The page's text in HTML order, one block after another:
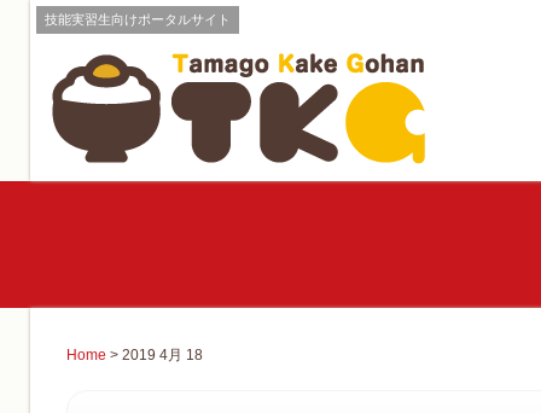
技能実習生向けポータルサイト
Home > 2019 4月 18